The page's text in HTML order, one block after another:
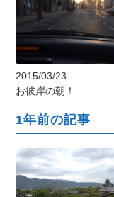
2015/03/23
お彼岸の朝！
1年前の記事